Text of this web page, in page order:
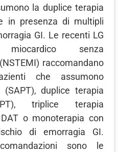
la duplice terapia
in presenza di multipli
GI. Le recenti LG
senza
raccomandano
che assumono
duplice terapia
triplice terapia
o monoterapia con
di emorragia GI.
sono le